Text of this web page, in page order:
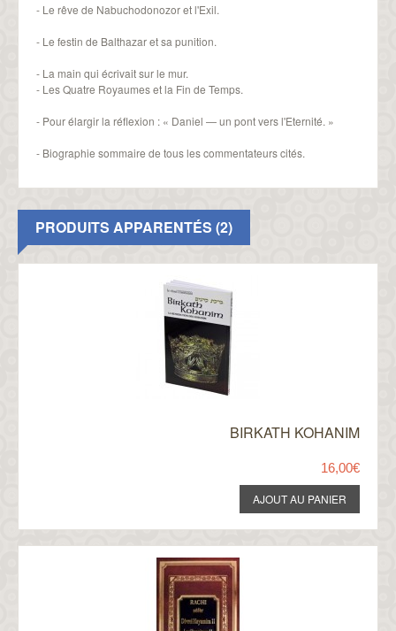
- Le rêve de Nabuchodonozor et l'Exil.
- Le festin de Balthazar et sa punition.
- La main qui écrivait sur le mur.
- Les Quatre Royaumes et la Fin de Temps.
- Pour élargir la réflexion : « Daniel — un pont vers l'Eternité. »
- Biographie sommaire de tous les commentateurs cités.
PRODUITS APPARENTÉS (2)
BIRKATH KOHANIM
16,00€